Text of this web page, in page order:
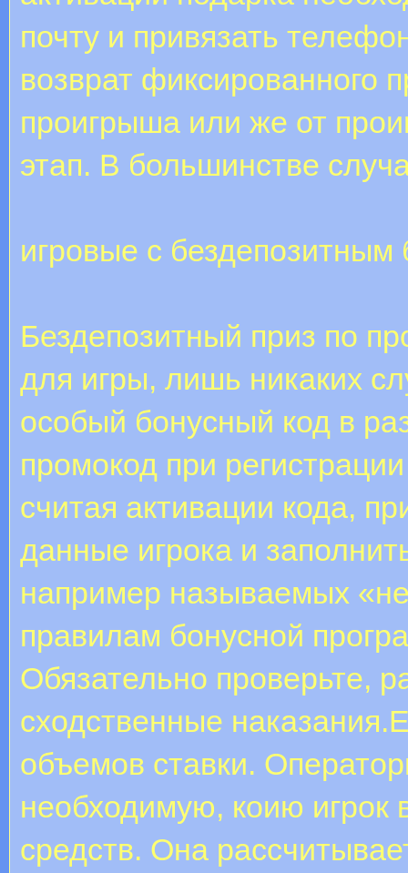
почту и привязать
возврат фиксированного
проигрыша или же от
этап. В большинстве
игровые с бездепозитным
Бездепозитный приз по
для игры, лишь никаких
особый бонусный код в
промокод при
считая активации кода,
данные игрока и
например называемых
правилам бонусной
Обязательно проверьте,
сходственные
объемов ставки.
необходимую, коию игрок
средств. Она